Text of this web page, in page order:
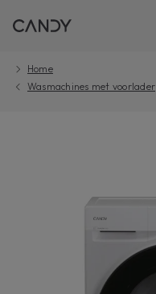
Home
Wasmachines met voorlader